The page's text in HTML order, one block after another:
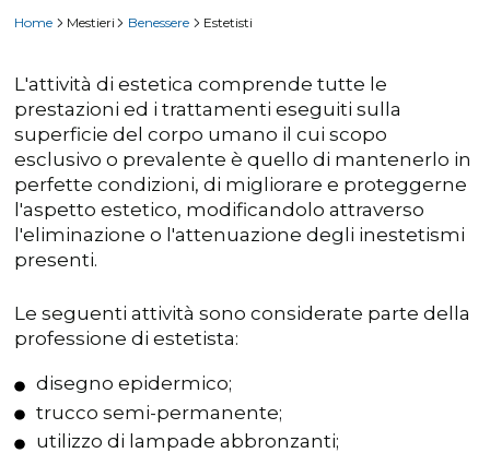
Home Mestieri Benessere Estetisti
L'attività di estetica comprende tutte le
prestazioni ed i trattamenti eseguiti sulla
superficie del corpo umano il cui scopo
esclusivo o prevalente è quello di mantenerlo in
perfette condizioni, di migliorare e proteggerne
l'aspetto estetico, modificandolo attraverso
l'eliminazione o l'attenuazione degli inestetismi
presenti.
Le seguenti attività sono considerate parte della
professione di estetista:
disegno epidermico;
trucco semi-permanente;
utilizzo di lampade abbronzanti;